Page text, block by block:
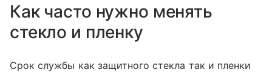
Как часто нужно менять
стекло и пленку
Срок службы как защитного стекла так и пленки